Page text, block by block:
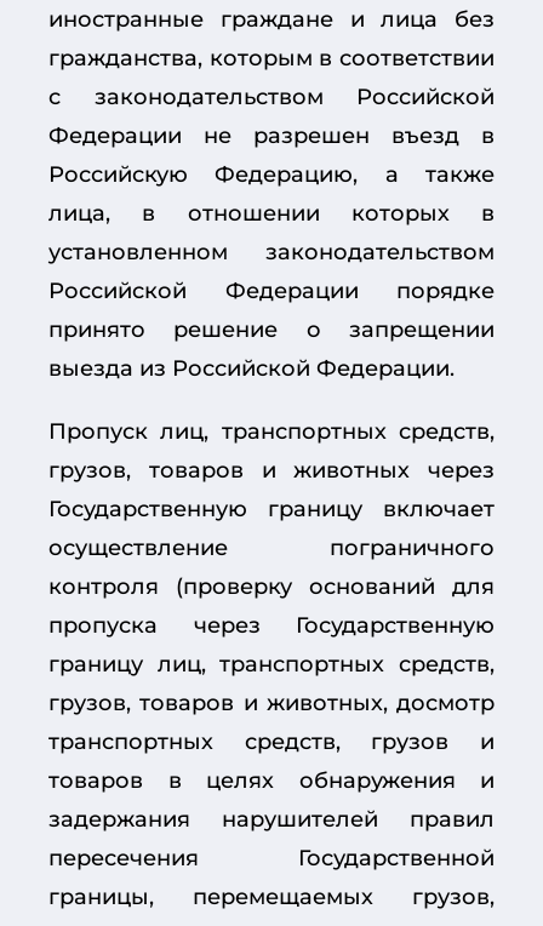
иностранные граждане и лица без
гражданства, которым в соответствии
с законодательством Российской
Федерации не разрешен въезд в
Российскую Федерацию, а также
лица, в отношении которых в
установленном законодательством
Российской Федерации порядке
принято решение о запрещении
выезда из Российской Федерации.
Пропуск лиц, транспортных средств,
грузов, товаров и животных через
Государственную границу включает
осуществление пограничного
контроля (проверку оснований для
пропуска через Государственную
границу лиц, транспортных средств,
грузов, товаров и животных, досмотр
транспортных средств, грузов и
товаров в целях обнаружения и
задержания нарушителей правил
пересечения Государственной
границы, перемещаемых грузов,